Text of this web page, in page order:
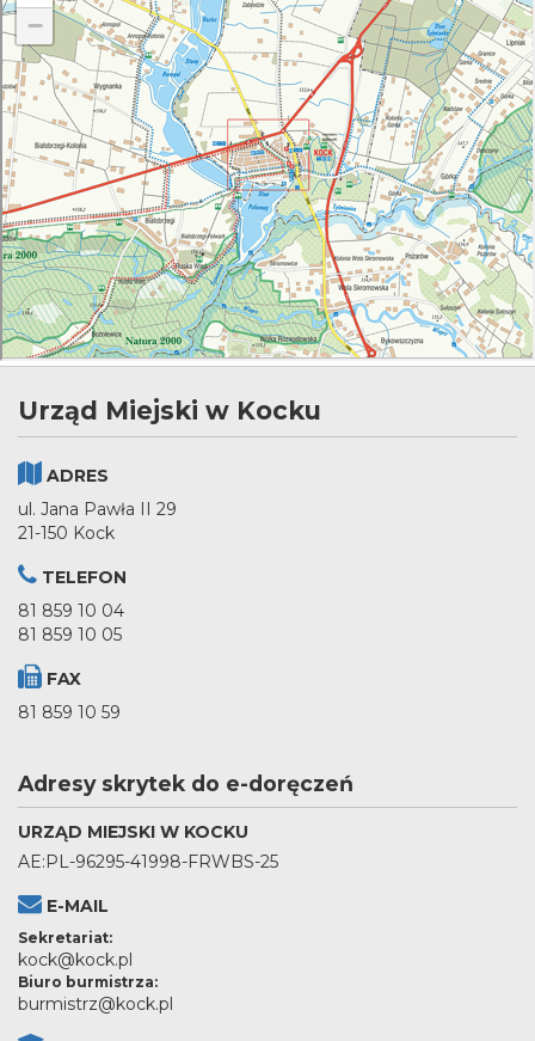
Urząd Miejski w Kocku
ADRES
ul. Jana Pawła II 29
21-150 Kock
TELEFON
81 859 10 04
81 859 10 05
FAX
81 859 10 59
Adresy skrytek do e-doręczeń
URZĄD MIEJSKI W KOCKU
AE:PL-96295-41998-FRWBS-25
E-MAIL
Sekretariat:
kock@kock.pl
Biuro burmistrza:
burmistrz@kock.pl